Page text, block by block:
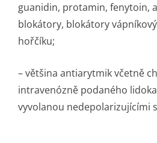
guanidin, protamin, fenytoin,
blokátory, blokátory
hořčíku;
– většina antiarytmik včetně
intravenózně podaného
vyvolanou nedepolarizujícími